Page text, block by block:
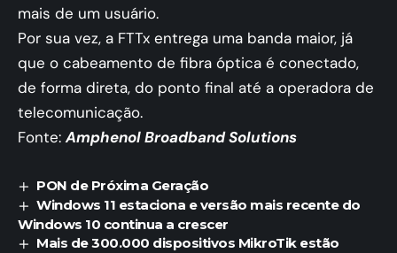
mais de um usuário.
Por sua vez, a FTTx entrega uma banda maior, já
que o cabeamento de fibra óptica é conectado,
de forma direta, do ponto final até a operadora de
telecomunicação.
Fonte:Amphenol Broadband Solutions
PON de Próxima Geração
Windows 11 estaciona e versão mais recente do
Windows 10 continua a crescer
Mais de 300.000 dispositivos MikroTik estão